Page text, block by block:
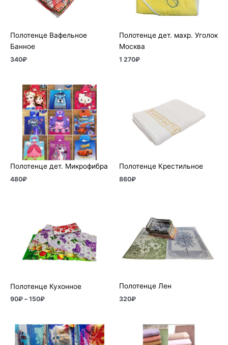
Полотенце Вафельное
Банное
340₽
Полотенце дет. махр. Уголок
Москва
1 270₽
Полотенце дет. Микрофибра
480₽
Полотенце Крестильное
860₽
Полотенце Кухонное
90₽ – 150₽
90₽
–
150₽
Полотенце Лен
320₽
Диапазон
цен: